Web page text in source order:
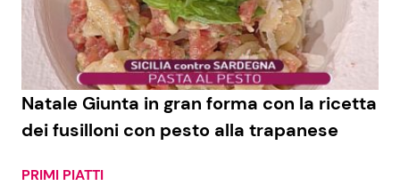
Natale Giunta in gran forma con la ricetta
dei fusilloni con pesto alla trapanese
PRIMI PIATTI